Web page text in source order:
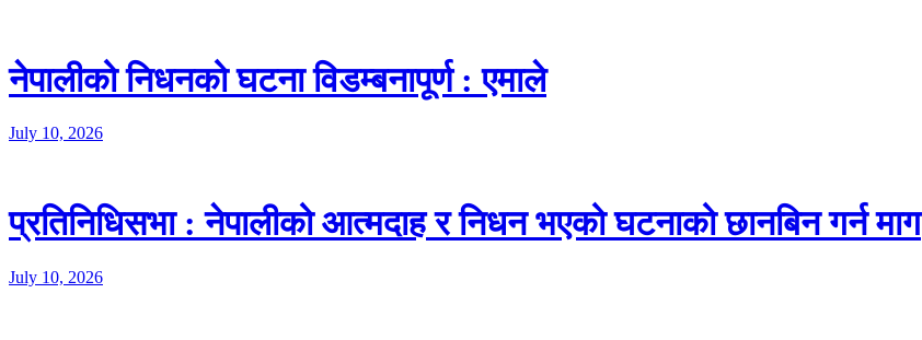
नेपालीको निधनको घटना विडम्बनापूर्ण : एमाले
July 10, 2026
प्रतिनिधिसभा : नेपालीको आत्मदाह र निधन भएको घटनाको छानबिन गर्न माग
July 10, 2026